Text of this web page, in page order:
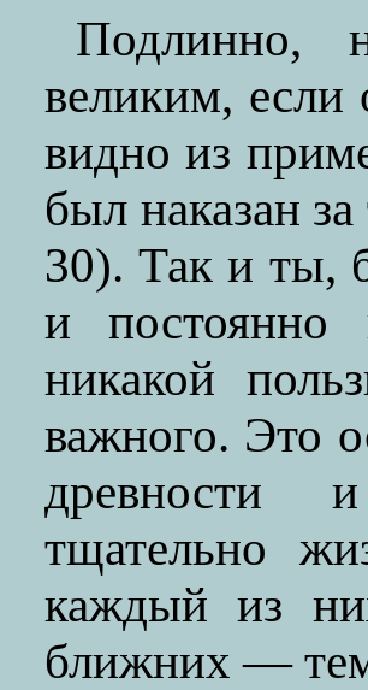
Подлинно,
великим,
видно из
был наказан
30). Так и ты,
и постоянно
никакой
важного. Это
древности
тщательно
каждый из
ближних —